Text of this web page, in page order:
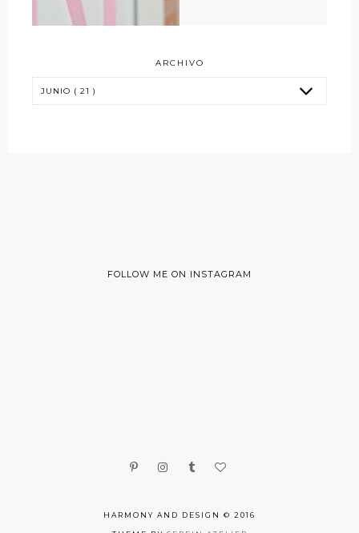
ARCHIVO
FOLLOW ME ON INSTAGRAM
HARMONY AND DESIGN © 2016